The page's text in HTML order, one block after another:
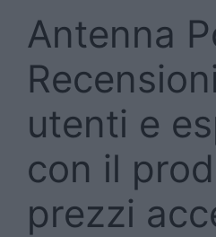
Antenna
utenti e
con il
prezzi